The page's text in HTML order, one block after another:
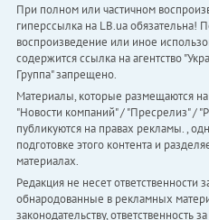
При полном или частичном
гиперссылка на LB.ua обязательна!
воспроизведение или иное
содержится ссылка на агентство
Группа" запрещено.
Материалы, которые размещаются
"Новости компаний" / "Пресрелиз" /
публикуются на правах рекламы. ,
подготовке этого контента и
материалах.
Редакция не несет
обнародованные в рекламных
законодательству, ответственность